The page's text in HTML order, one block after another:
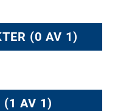
(0 AV 1)
(1 AV 1)